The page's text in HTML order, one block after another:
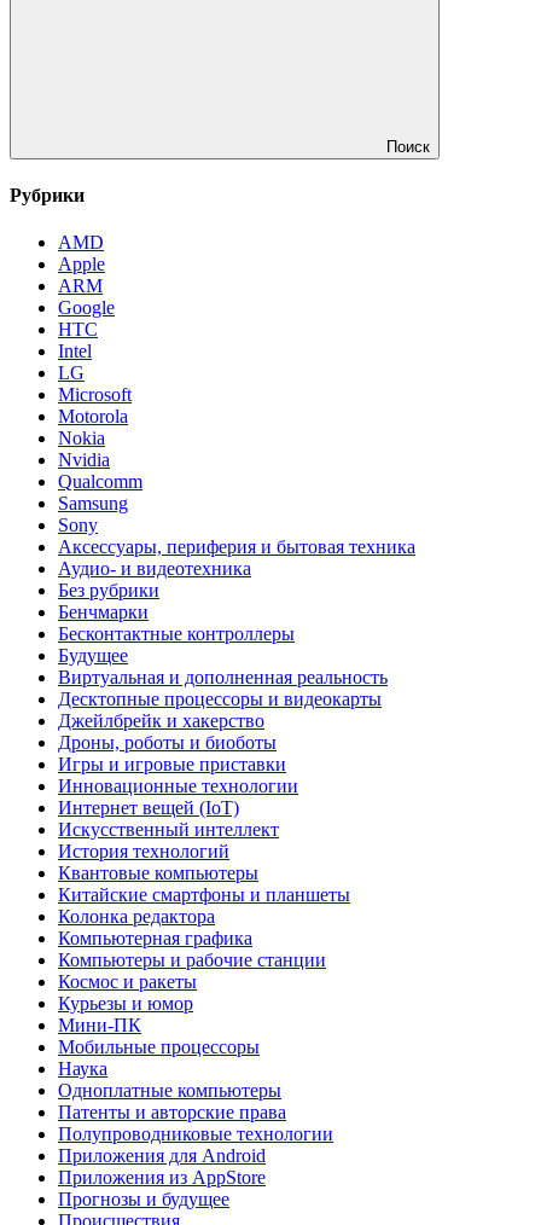
Поиск
Рубрики
AMD
Apple
ARM
Google
HTC
Intel
LG
Microsoft
Motorola
Nokia
Nvidia
Qualcomm
Samsung
Sony
Аксессуары, периферия и бытовая техника
Аудио- и видеотехника
Без рубрики
Бенчмарки
Бесконтактные контроллеры
Будущее
Виртуальная и дополненная реальность
Десктопные процессоры и видеокарты
Джейлбрейк и хакерство
Дроны, роботы и биоботы
Игры и игровые приставки
Инновационные технологии
Интернет вещей (IoT)
Искусственный интеллект
История технологий
Квантовые компьютеры
Китайские смартфоны и планшеты
Колонка редактора
Компьютерная графика
Компьютеры и рабочие станции
Космос и ракеты
Курьезы и юмор
Мини-ПК
Мобильные процессоры
Наука
Одноплатные компьютеры
Патенты и авторские права
Полупроводниковые технологии
Приложения для Android
Приложения из AppStore
Прогнозы и будущее